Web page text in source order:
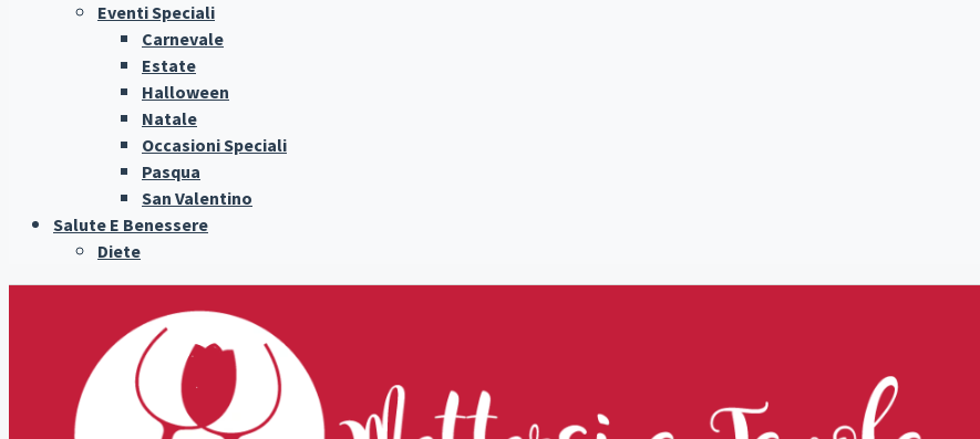
Eventi Speciali
Carnevale
Estate
Halloween
Natale
Occasioni Speciali
Pasqua
San Valentino
Salute E Benessere
Diete